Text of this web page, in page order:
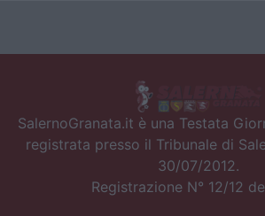
SalernoGranata.it è una Testata
registrata presso il Tribunale di
30/07/2012.
Registrazione N° 12/12